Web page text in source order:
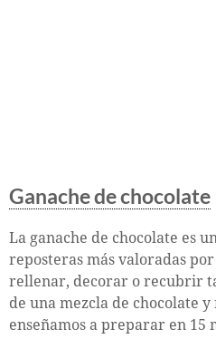
Ganache de chocolate
La ganache de chocolate es
reposteras más valoradas
rellenar, decorar o recubrir
de una mezcla de chocolate
enseñamos a preparar en 15